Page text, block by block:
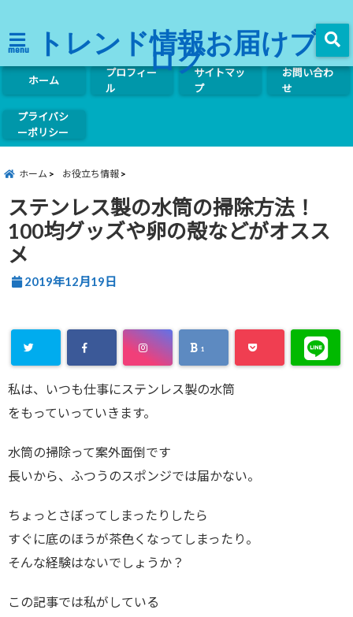
menu トレンド情報お届けブ
ログ
ホーム
プロフィー
ル
サイトマッ
プ
お問い合わ
せ
プライバシ
ーポリシー
ホーム お役立ち情報
ステンレス製の水筒の掃除方法！
100均グッズや卵の殻などがオスス
メ
2019年12月19日
1
私は、いつも仕事にステンレス製の水筒
をもっていっていきます。
水筒の掃除って案外面倒です
長いから、ふつうのスポンジでは届かない。
ちょっとさぼってしまったりしたら
すぐに底のほうが茶色くなってしまったり。
そんな経験はないでしょうか？
この記事では私がしている